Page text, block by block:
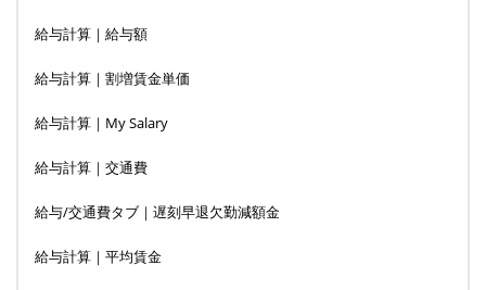
給与計算｜給与額
給与計算｜割増賃金単価
給与計算｜My Salary
給与計算｜交通費
給与/交通費タブ｜遅刻早退欠勤減額金
給与計算｜平均賃金